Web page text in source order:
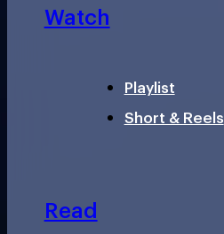
Watch
Playlist
Short & Reels
Read